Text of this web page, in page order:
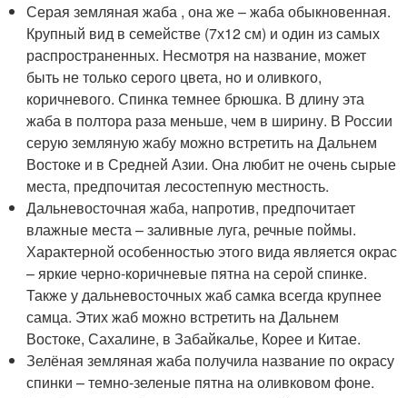
Серая земляная жаба , она же – жаба обыкновенная.
Крупный вид в семействе (7х12 см) и один из самых
распространенных. Несмотря на название, может
быть не только серого цвета, но и оливкого,
коричневого. Спинка темнее брюшка. В длину эта
жаба в полтора раза меньше, чем в ширину. В России
серую земляную жабу можно встретить на Дальнем
Востоке и в Средней Азии. Она любит не очень сырые
места, предпочитая лесостепную местность.
Дальневосточная жаба, напротив, предпочитает
влажные места – заливные луга, речные поймы.
Характерной особенностью этого вида является окрас
– яркие черно-коричневые пятна на серой спинке.
Также у дальневосточных жаб самка всегда крупнее
самца. Этих жаб можно встретить на Дальнем
Востоке, Сахалине, в Забайкалье, Корее и Китае.
Зелёная земляная жаба получила название по окрасу
спинки – темно-зеленые пятна на оливковом фоне.